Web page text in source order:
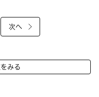
次へ
みる